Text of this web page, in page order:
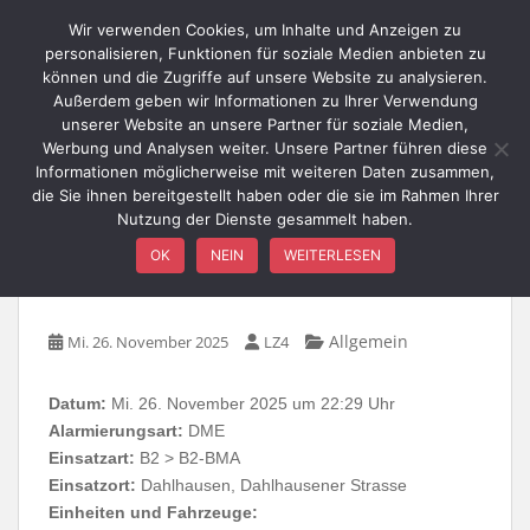
B2-BMA / Dahlhausener
Straße
Mi. 26. November 2025 LZ4 Allgemein
Datum: Mi. 26. November 2025 um 22:29 Uhr
Alarmierungsart: DME
Einsatzart: B2 > B2-BMA
Einsatzort: Dahlhausen, Dahlhausener Strasse
Einheiten und Fahrzeuge:
Wir verwenden Cookies, um Inhalte und Anzeigen zu
personalisieren, Funktionen für soziale Medien anbieten zu
können und die Zugriffe auf unsere Website zu analysieren.
Außerdem geben wir Informationen zu Ihrer Verwendung
unserer Website an unsere Partner für soziale Medien,
Werbung und Analysen weiter. Unsere Partner führen diese
Informationen möglicherweise mit weiteren Daten zusammen,
die Sie ihnen bereitgestellt haben oder die sie im Rahmen Ihrer
Nutzung der Dienste gesammelt haben.
OK NEIN WEITERLESEN